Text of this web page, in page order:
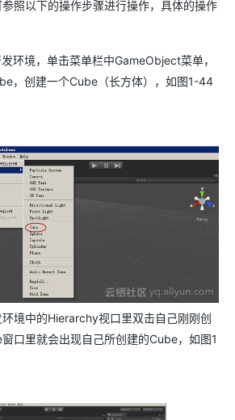
照以下的操作步骤进行操作，具体的操作
环境，单击菜单栏中GameObject菜单，
，创建一个Cube（长方体），如图1-44
环境中的Hierarchy视口里双击自己刚刚创
口里就会出现自己所创建的Cube，如图1